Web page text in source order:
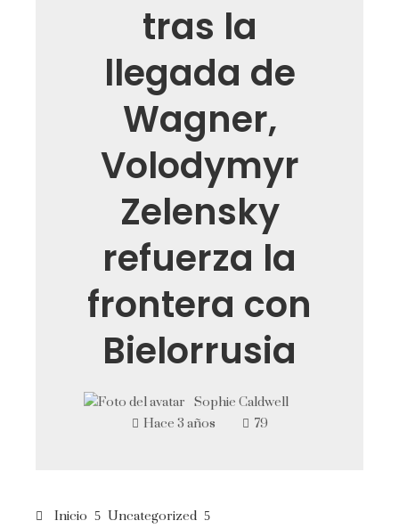
tras la
llegada de
Wagner,
Volodymyr
Zelensky
refuerza la
frontera con
Bielorrusia
Sophie Caldwell
Hace 3 años
79
Inicio
Uncategorized